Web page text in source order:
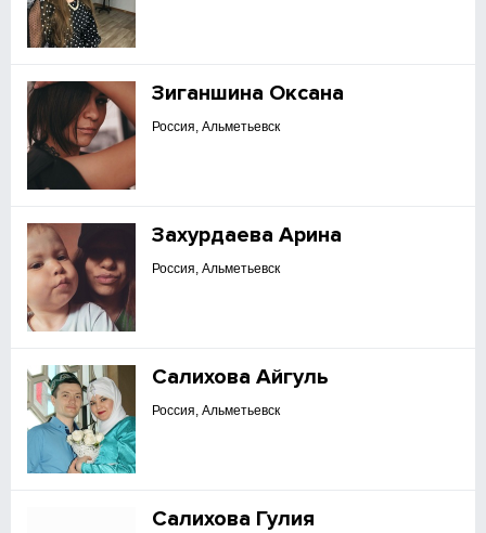
Зиганшина Оксана
Россия, Альметьевск
Захурдаева Арина
Россия, Альметьевск
Салихова Айгуль
Россия, Альметьевск
Салихова Гулия